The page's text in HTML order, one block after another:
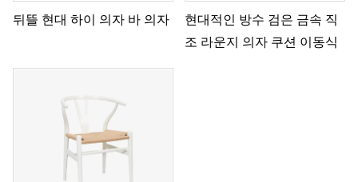
뒤뜰 현대 하이 의자 바 의자
현대적인 방수 검은 금속 직
조 라운지 의자 쿠션 이동식